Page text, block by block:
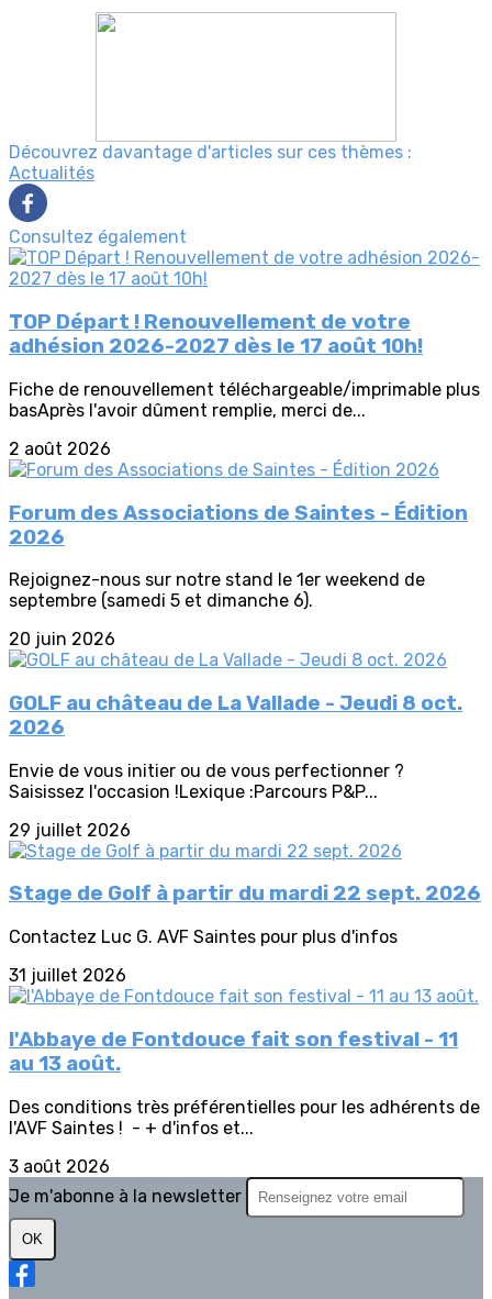
Découvrez davantage d'articles sur ces thèmes :
Actualités
Consultez également
TOP Départ ! Renouvellement de votre
adhésion 2026-2027 dès le 17 août 10h!
Fiche de renouvellement téléchargeable/imprimable plus
basAprès l'avoir dûment remplie, merci de...
2 août 2026
Forum des Associations de Saintes - Édition
2026
Rejoignez-nous sur notre stand le 1er weekend de
septembre (samedi 5 et dimanche 6).
20 juin 2026
GOLF au château de La Vallade - Jeudi 8 oct.
2026
Envie de vous initier ou de vous perfectionner ?
Saisissez l'occasion !Lexique :Parcours P&P...
29 juillet 2026
Stage de Golf à partir du mardi 22 sept. 2026
Contactez Luc G. AVF Saintes pour plus d'infos
31 juillet 2026
l'Abbaye de Fontdouce fait son festival - 11
au 13 août.
Des conditions très préférentielles pour les adhérents de
l'AVF Saintes ! - + d'infos et...
3 août 2026
Je m'abonne à la newsletter
OK